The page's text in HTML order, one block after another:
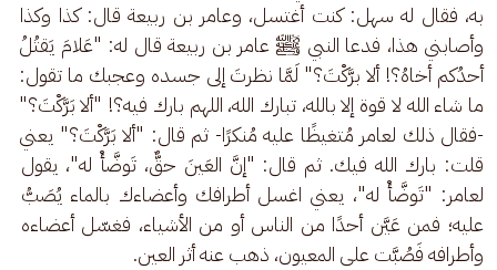
به، فقال له سهل: كنت أغتسل، وعامر بن ربيعة قال: كذا وكذا
وأصابني هذا، فدعا النبي ﷺ عامر بن ربيعة قال له: "عَلامَ يَقتُلُ
أحدُكم أخاهُ؟! ألا برَّكْتَ؟" لَمَّا نظرتَ إلى جسده وعجبك ما تقول:
ما شاء الله لا قوة إلا بالله، تبارك الله، اللهم بارك فيه؟! "ألا بَرَّكْتَ؟"
-فقال ذلك لعامر مُتغيظًا عليه مُنكرًا- ثم قال: "ألا بَرَّكْتَ؟" يعني
قلت: بارك الله فيك. ثم قال: "إنَّ العَينَ حقٌّ، تَوضَّأْ له"، يقول
لعامر: "تَوضَّأْ له"، يعني اغسل أطرافك وأعضاءك بالماء يُصَبُّ
عليه؛ فمن عَيَّن أحدًا من الناس أو من الأشياء، فغسّل أعضاءه
وأطرافه فَصُبَّت على المعيون، ذهب عنه أثر العين.